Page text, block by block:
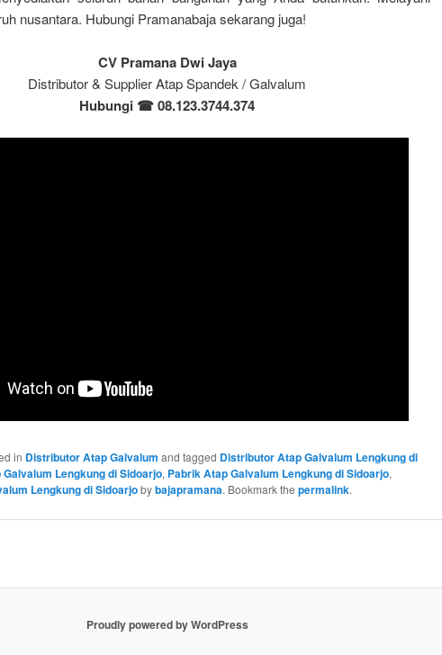
nusantara. Hubungi Pramanabaja sekarang juga!
CV Pramana Dwi Jaya
Distributor & Supplier Atap Spandek / Galvalum
Hubungi ☎08.123.3744.374
in Distributor Atap Galvalum and tagged Distributor Atap Galvalum Lengkung di
Lengkung di Sidoarjo, Pabrik Atap Galvalum Lengkung di Sidoarjo,
Lengkung di Sidoarjobybajapramana. Bookmark the permalink.
Proudly powered by WordPress